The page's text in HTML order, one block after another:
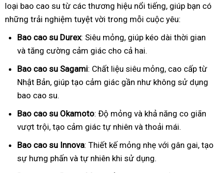
loại bao cao su từ các thương hiệu nổi tiếng, giúp bạn có
những trải nghiệm tuyệt vời trong mỗi cuộc yêu:
Bao cao su Durex: Siêu mỏng, giúp kéo dài thời gian
và tăng cường cảm giác cho cả hai.
Bao cao su Sagami: Chất liệu siêu mỏng, cao cấp từ
Nhật Bản, giúp tạo cảm giác gần như không sử dụng
bao cao su.
Bao cao su Okamoto: Độ mỏng và khả năng co giãn
vượt trội, tạo cảm giác tự nhiên và thoải mái.
Bao cao su Innova: Thiết kế mỏng nhẹ với gân gai, tạo
sự hưng phấn và tự nhiên khi sử dụng.